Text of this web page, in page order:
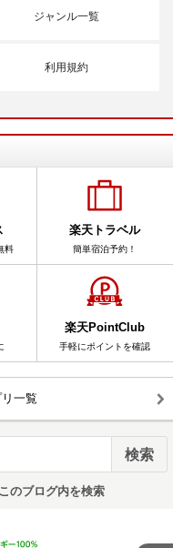
ジャンル一覧
利用規約
料
楽天トラベル
簡単宿泊予約！
楽天PointClub
手軽にポイントを確認
一覧
このブログ内を検索